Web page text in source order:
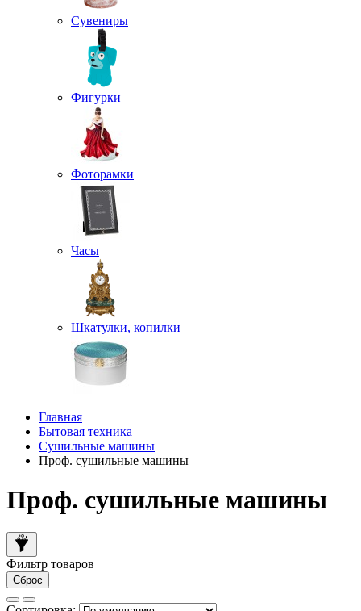
Сувениры
Фигурки
Фоторамки
Часы
Шкатулки, копилки
Главная
Бытовая техника
Сушильные машины
Проф. сушильные машины
Проф. сушильные машины
Фильтр товаров
Сброс